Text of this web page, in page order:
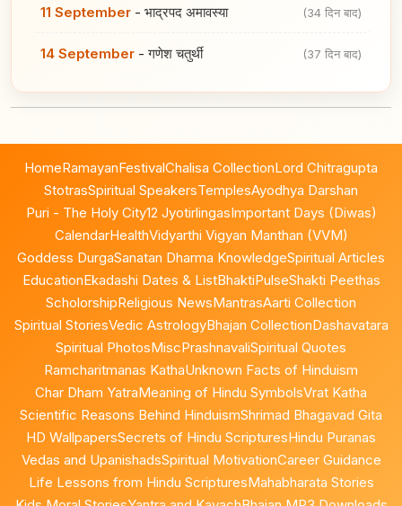
11 September - भाद्रपद अमावस्या (34 दिन बाद)
14 September -गणेश चतुर्थी (37 दिन बाद)
HomeRamayanFestivalChalisa CollectionLord Chitragupta
StotrasSpiritual SpeakersTemplesAyodhya Darshan
Puri - The Holy City12 JyotirlingasImportant Days (Diwas)
CalendarHealthVidyarthi Vigyan Manthan (VVM)
Goddess DurgaSanatan Dharma KnowledgeSpiritual Articles
EducationEkadashi Dates & ListBhaktiPulseShakti Peethas
ScholorshipReligious NewsMantrasAarti Collection
Spiritual StoriesVedic AstrologyBhajan CollectionDashavatara
Spiritual PhotosMiscPrashnavaliSpiritual Quotes
Ramcharitmanas KathaUnknown Facts of Hinduism
Char Dham YatraMeaning of Hindu SymbolsVrat Katha
Scientific Reasons Behind HinduismShrimad Bhagavad Gita
HD WallpapersSecrets of Hindu ScripturesHindu Puranas
Vedas and UpanishadsSpiritual MotivationCareer Guidance
Life Lessons from Hindu ScripturesMahabharata Stories